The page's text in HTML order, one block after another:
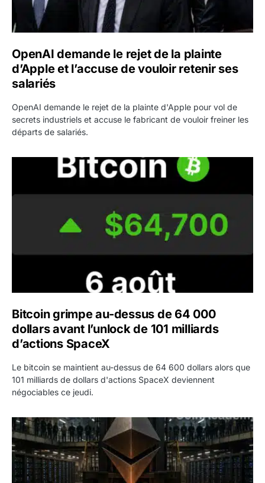
OpenAI demande le rejet de la plainte
d’Apple et l’accuse de vouloir retenir ses
salariés
OpenAI demande le rejet de la plainte d'Apple pour vol de
secrets industriels et accuse le fabricant de vouloir freiner les
départs de salariés.
Bitcoin grimpe au-dessus de 64 000 dollars avant
Bitcoin grimpe au-dessus de 64 000
dollars avant l’unlock de 101 milliards
d’actions SpaceX
Le bitcoin se maintient au-dessus de 64 600 dollars alors que
101 milliards de dollars d'actions SpaceX deviennent
négociables ce jeudi.
ETH : Ethereum veut brûler les récompenses des